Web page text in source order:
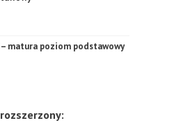
– matura poziom podstawowy